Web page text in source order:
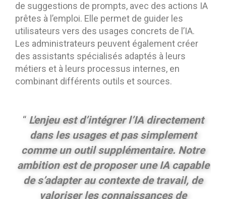
de suggestions de prompts, avec des actions IA
prêtes à l’emploi. Elle permet de guider les
utilisateurs vers des usages concrets de l’IA.
Les administrateurs peuvent également créer
des assistants spécialisés adaptés à leurs
métiers et à leurs processus internes, en
combinant différents outils et sources.
“ L'enjeu est d’intégrer l’IA directement
dans les usages et pas simplement
comme un outil supplémentaire. Notre
ambition est de proposer une IA capable
de s’adapter au contexte de travail, de
valoriser les connaissances de